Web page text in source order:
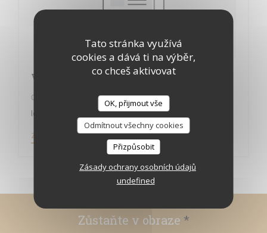
Tato stránka využívá
cookies a dává ti na výběr,
co chceš aktivovat
OK, přijmout vše
Odmítnout všechny cookies
Přizpůsobit
Zásady ochrany osobních údajů
undefined
Vivre paris 2018
01/03/2018
le jardin des délices
ZOBRAZIT ČLÁNEK V TISKU((OTEVŘE SE V NOVÉM OKNĚ))
Zůstaňte v obraze *